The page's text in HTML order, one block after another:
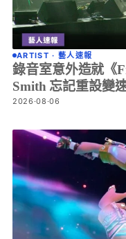
ARTIST · 藝人速報
錄音室意外造就《
Smith 忘記重設變
2026·08·06